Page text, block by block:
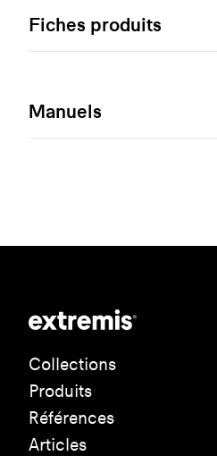
Fiches produits
Manuels
Collections
Produits
Références
Articles